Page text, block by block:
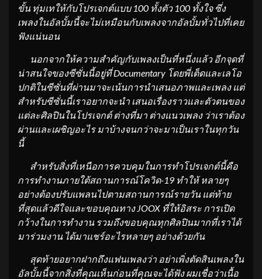
ขั้น ทุ่มเทให้กับโปรเจกต์แบบ 100 ทั้งตัว 100 ทั้งใจ ซึ่ง
เพลงในอัลบั้มนี้จะไม่เหมือนกับเพลงจากอัลบั้มทั่วไปที่เคย
ฟังแน่นอน
นอกจากให้ความสำคัญกับเพลงเป็นที่หนึ่งแล้ว อีกจุดที่
น่าสนใจของซีซั่นนี้อยู่ที่ Documentary โดยพี่เต็ดและเลโอ
ปกติในซีซั่นที่ผ่านมาจะเน้นการนำเสนอภาพและเพลง แต่
สำหรับซีซั่นนี้เราอยากจะนำ เสนอเรื่องราวและตัวตนของ
แต่ละศิลปินในโปรเจกต์ ต่างที่มา ต่างแนวเพลง ว่าเราต้อง
ผ่านและเผชิญอะไร มาบ้างจนกว่าจะมาเป็นเราในทุกวัน
นี้
สำหรับสิ่งที่เหนือการควบคุมในการทำโปรเจกต์นี้คือ
การทำงานภายใต้สถานการณ์โควิด-19 ทำให้ หลายๆ
อย่างต้องปรับแพลนไปตามสถานการณ์รายวัน แต่ท้าย
ที่สุดแล้วดีใจและขอบคุณทาง JOOX ที่ให้อิสระ การเปิด
กว้างในการทำงาน รวมถึงขอบคุณทุกศิลปินมากที่เราได้
มาร่วมงาน ได้มาแชร์อะไรหลายๆ อย่างด้วยกัน
สุดท้ายอยากฝากถึงแฟนเพลงว่า อย่าเพิ่งตัดสินเพลงใน
อัลบั้มนี้จากสิ่งที่คุณเห็นก่อนที่คุณจะได้ฟังผมเชื่อว่าเนื้อ